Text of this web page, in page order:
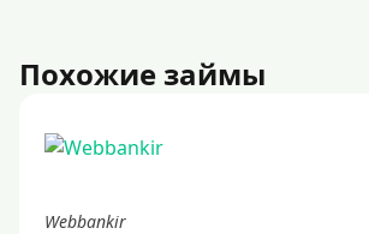
Похожие займы
Webbankir